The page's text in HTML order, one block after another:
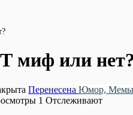
миф или
Перенесена Юмор, Мемы
1 Отслеживают